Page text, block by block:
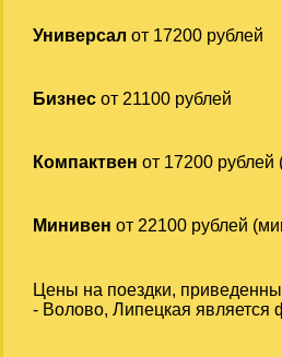
Универсал от 17200 рублей
Бизнесот 21100 рублей
Компактвен от 17200 рублей
Минивен от 22100 рублей
Цены на поездки,
- Волово, Липецкая является